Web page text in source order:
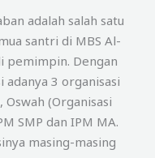
adalah salah satu
santri di MBS Al-
pemimpin. Dengan
3 organisasi
(Organisasi
SMP dan IPM MA.
masing-masing